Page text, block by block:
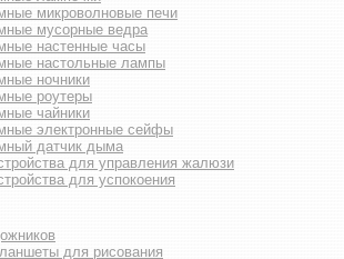
микроволновые печи
мусорные ведра
настенные часы
настольные лампы
ночники
роутеры
чайники
электронные сейфы
датчик дыма
для управления жалюзи
для успокоения
для рисования